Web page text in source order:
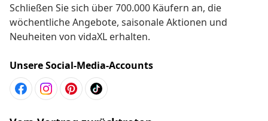
Schließen Sie sich über 700.000 Käufern an, die
wöchentliche Angebote, saisonale Aktionen und
Neuheiten von vidaXL erhalten.
Unsere Social-Media-Accounts